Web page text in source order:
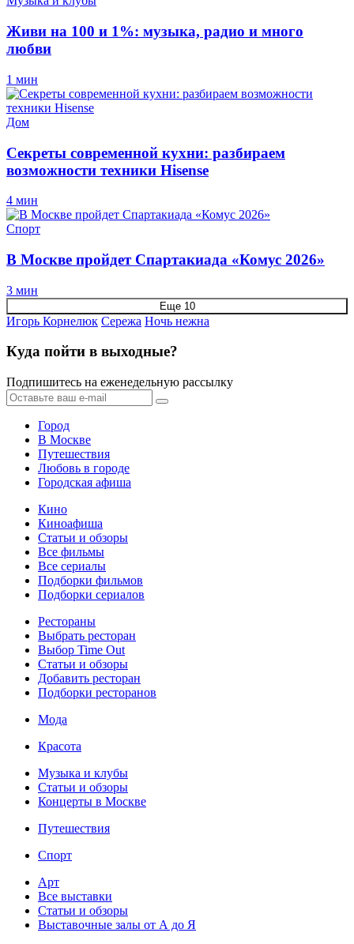
Живи на 100 и 1%: музыка, радио и много
любви
1 мин
Дом
Секреты современной кухни: разбираем
возможности техники Hisense
4 мин
Спорт
В Москве пройдет Спартакиада «Комус 2026»
3 мин
Еще 10
Игорь Корнелюк Сережа Ночь нежна
Куда пойти в выходные?
Подпишитесь на еженедельную рассылку
Город
В Москве
Путешествия
Любовь в городе
Городская афиша
Кино
Киноафиша
Статьи и обзоры
Все фильмы
Все сериалы
Подборки фильмов
Подборки сериалов
Рестораны
Выбрать ресторан
Выбор Time Out
Статьи и обзоры
Добавить ресторан
Подборки ресторанов
Мода
Красота
Музыка и клубы
Статьи и обзоры
Концерты в Москве
Путешествия
Спорт
Арт
Все выставки
Статьи и обзоры
Выставочные залы от А до Я